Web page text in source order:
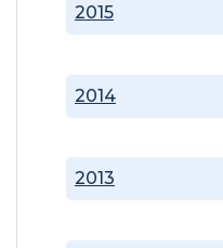
2013
2014
2015